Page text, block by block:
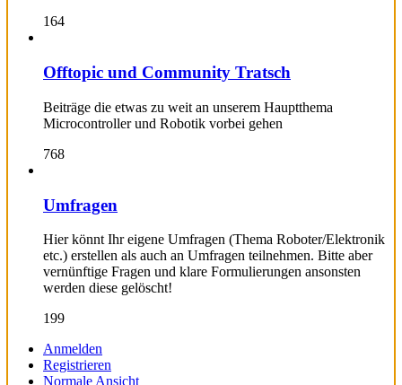
164
Offtopic und Community Tratsch
Beiträge die etwas zu weit an unserem Hauptthema
Microcontroller und Robotik vorbei gehen
768
Umfragen
Hier könnt Ihr eigene Umfragen (Thema Roboter/Elektronik
etc.) erstellen als auch an Umfragen teilnehmen. Bitte aber
vernünftige Fragen und klare Formulierungen ansonsten
werden diese gelöscht!
199
Anmelden
Registrieren
Normale Ansicht